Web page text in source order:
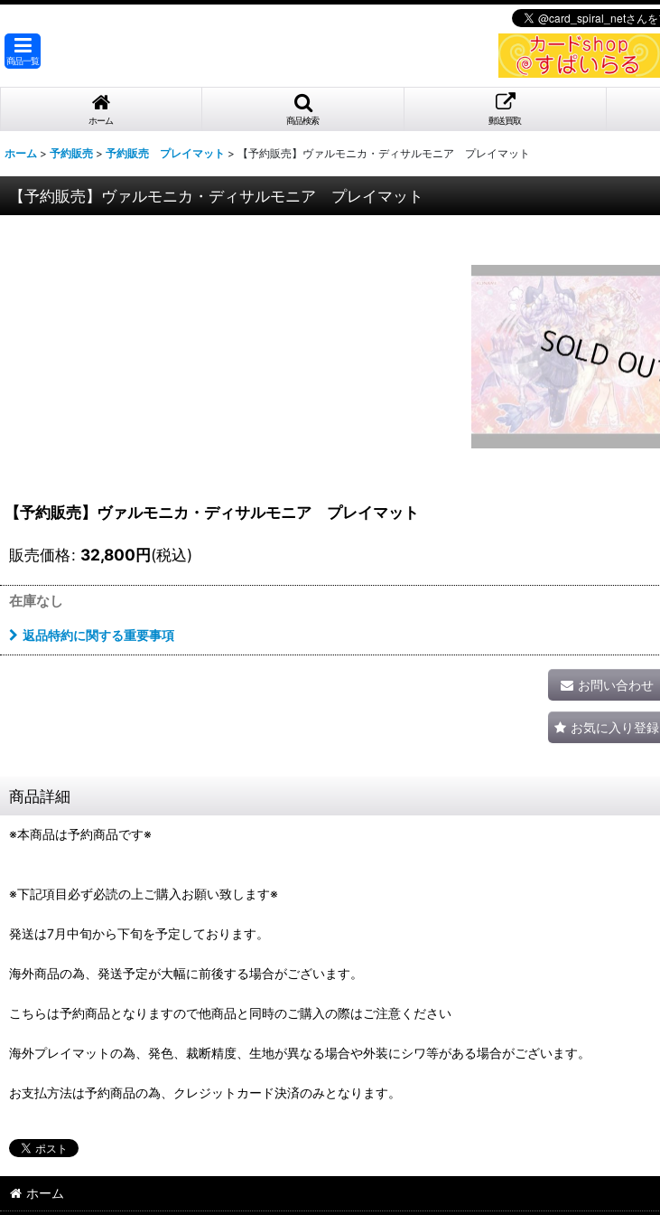
商品一覧
ホーム 商品検索 郵送買取
ホーム > 予約販売 > 予約販売 プレイマット > 【予約販売】ヴァルモニカ・ディサルモニア プレイマット
【予約販売】ヴァルモニカ・ディサルモニア プレイマット
【予約販売】ヴァルモニカ・ディサルモニア プレイマット
販売価格: 32,800円(税込)
在庫なし
返品特約に関する重要事項
お問い合わせ
お気に入り登録
商品詳細
※本商品は予約商品です※
※下記項目必ず必読の上ご購入お願い致します※
発送は7月中旬から下旬を予定しております。
海外商品の為、発送予定が大幅に前後する場合がございます。
こちらは予約商品となりますので他商品と同時のご購入の際はご注意ください
海外プレイマットの為、発色、裁断精度、生地が異なる場合や外装にシワ等がある場合がございます。
お支払方法は予約商品の為、クレジットカード決済のみとなります。
ホーム